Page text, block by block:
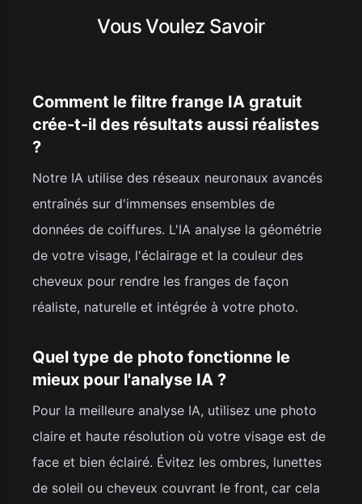
Vous Voulez Savoir
Comment le filtre frange IA gratuit
crée-t-il des résultats aussi réalistes
?
Notre IA utilise des réseaux neuronaux avancés
entraînés sur d'immenses ensembles de
données de coiffures. L'IA analyse la géométrie
de votre visage, l'éclairage et la couleur des
cheveux pour rendre les franges de façon
réaliste, naturelle et intégrée à votre photo.
Quel type de photo fonctionne le
mieux pour l'analyse IA ?
Pour la meilleure analyse IA, utilisez une photo
claire et haute résolution où votre visage est de
face et bien éclairé. Évitez les ombres, lunettes
de soleil ou cheveux couvrant le front, car cela